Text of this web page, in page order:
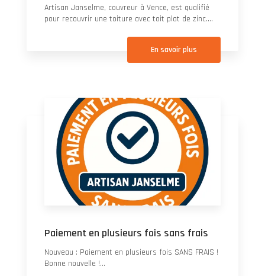
Artisan Janselme, couvreur à Vence, est qualifié
pour recouvrir une toiture avec toit plat de zinc....
En savoir plus
Paiement en plusieurs fois sans frais
Nouveau : Paiement en plusieurs fois SANS FRAIS !
Bonne nouvelle !...